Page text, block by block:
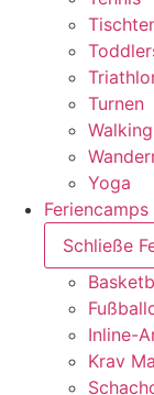
Turnen
Yoga
Feriencamps
Schließe
Inline-
Krav